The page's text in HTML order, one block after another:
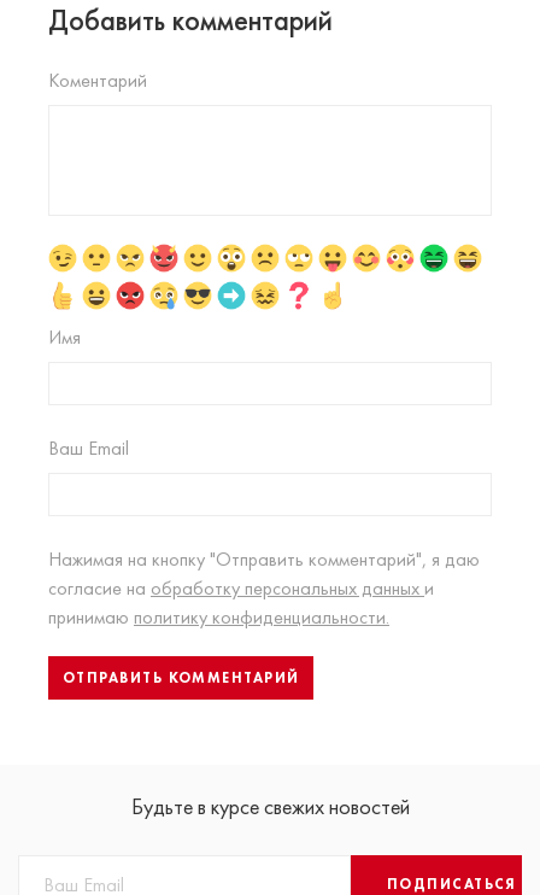
Добавить комментарий
Коментарий
Имя
Ваш Email
Нажимая на кнопку "Отправить комментарий", я даю
согласие на обработку персональных данных и
принимаю политику конфиденциальности.
Будьте в курсе свежих новостей
ПОДПИСАТЬСЯ